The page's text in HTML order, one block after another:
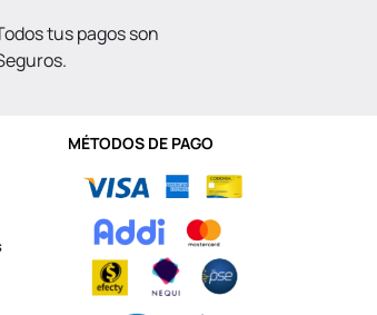
tus pagos son
MÉTODOS DE PAGO